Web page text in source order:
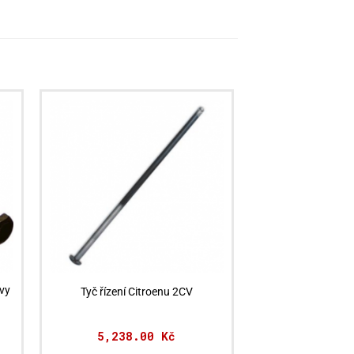
Tyč řízení Citroenu 2CV
5,238.00 Kč